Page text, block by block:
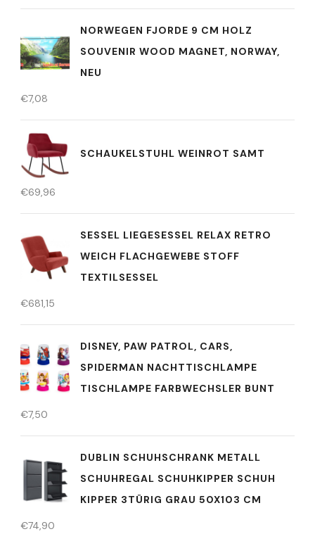
NORWEGEN FJORDE 9 CM HOLZ
SOUVENIR WOOD MAGNET, NORWAY,
NEU
€7,08
SCHAUKELSTUHL WEINROT SAMT
€69,96
SESSEL LIEGESESSEL RELAX RETRO
WEICH FLACHGEWEBE STOFF
TEXTILSESSEL
€681,15
DISNEY, PAW PATROL, CARS,
SPIDERMAN NACHTTISCHLAMPE
TISCHLAMPE FARBWECHSLER BUNT
€7,50
DUBLIN SCHUHSCHRANK METALL
SCHUHREGAL SCHUHKIPPER SCHUH
KIPPER 3TÜRIG GRAU 50X103 CM
€74,90